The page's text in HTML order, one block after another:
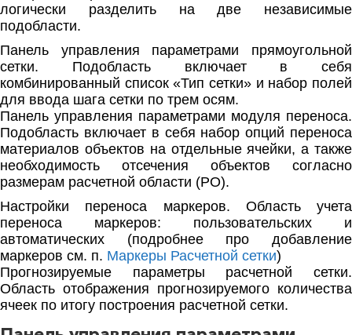
логически разделить на две независимые
подобласти.
Панель управления параметрами прямоугольной
сетки. Подобласть включает в себя
комбинированный список «Тип сетки» и набор полей
для ввода шага сетки по трем осям.
Панель управления параметрами модуля переноса.
Подобласть включает в себя набор опций переноса
материалов объектов на отдельные ячейки, а также
необходимость отсечения объектов согласно
размерам расчетной области (РО).
Настройки переноса маркеров. Область учета
переноса маркеров: пользовательских и
автоматических (подробнее про добавление
маркеров см. п. Маркеры Расчетной сетки)
Прогнозируемые параметры расчетной сетки.
Область отображения прогнозируемого количества
ячеек по итогу построения расчетной сетки.